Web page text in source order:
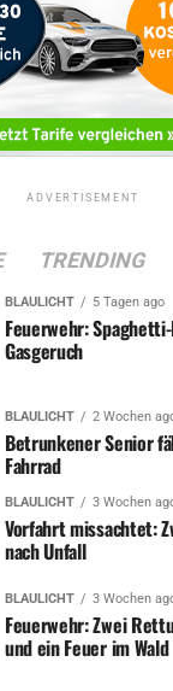
ADVERTISEMENT
TRENDING
BLAULICHT 5 Tagen ago
Feuerwehr:
Gasgeruch
BLAULICHT 2 Wochen
Betrunkener Senior
Fahrrad
BLAULICHT 3 Wochen
Vorfahrt missachtet:
nach Unfall
BLAULICHT 3 Wochen
Feuerwehr: Zwei
und ein Feuer im Wald